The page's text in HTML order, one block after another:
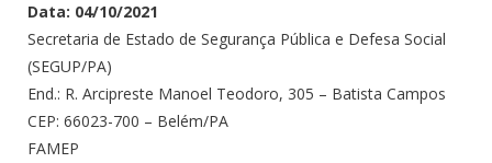
Data: 04/10/2021
Secretaria de Estado de Segurança Pública e Defesa Social
(SEGUP/PA)
End.: R. Arcipreste Manoel Teodoro, 305 – Batista Campos
CEP: 66023-700 – Belém/PA
FAMEP